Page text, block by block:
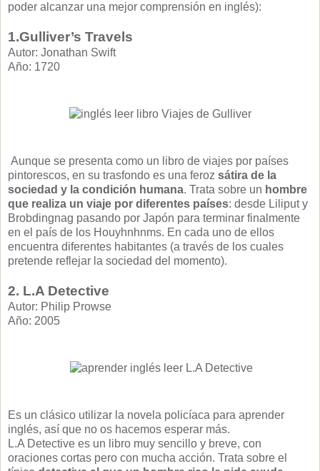
poder alcanzar una mejor comprensión en inglés):
1.Gulliver’s Travels
Autor: Jonathan Swift
Año: 1720
Aunque se presenta como un libro de viajes por países
pintorescos, en su trasfondo es una ferozsátira de la
sociedad y la condición humana. Trata sobre un hombre
que realiza un viaje por diferentes países: desde Liliput y
Brobdingnag pasando por Japón para terminar finalmente
en el país de los Houyhnhnms. En cada uno de ellos
encuentra diferentes habitantes (a través de los cuales
pretende reflejar la sociedad del momento).
2. L.A Detective
Autor: Philip Prowse
Año: 2005
Es un clásico utilizar la novela policíaca para aprender
inglés, así que no os hacemos esperar más.
L.A Detective es un libro muy sencillo y breve, con
oraciones cortas pero con mucha acción. Trata sobre el